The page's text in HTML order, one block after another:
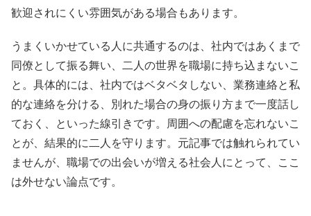
歓迎されにくい雰囲気がある場合もあります。
うまくいかせている人に共通するのは、社内ではあくまで
同僚として振る舞い、二人の世界を職場に持ち込まないこ
と。具体的には、社内ではベタベタしない、業務連絡と私
的な連絡を分ける、別れた場合の身の振り方まで一度話し
ておく、といった線引きです。周囲への配慮を忘れないこ
とが、結果的に二人を守ります。元記事では触れられてい
ませんが、職場での出会いが増える社会人にとって、ここ
は外せない論点です。